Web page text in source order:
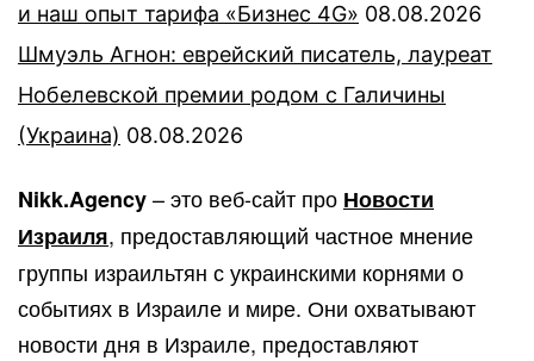
и наш опыт тарифа «Бизнес 4G» 08.08.2026
Шмуэль Агнон: еврейский писатель, лауреат
Нобелевской премии родом с Галичины
(Украина) 08.08.2026
Nikk.Agency– это веб-сайт про Новости
Израиля, предоставляющий частное мнение
группы израильтян с украинскими корнями о
событиях в Израиле и мире. Они охватывают
новости дня в Израиле, предоставляют